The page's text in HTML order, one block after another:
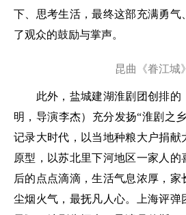
下、思考生活，最终这部充满勇气
了观众的鼓励与掌声。
昆曲《眷江城》
此外，盐城建湖淮剧团创排的
明，导演李杰）充分发扬“淮剧之
记录大时代，以当地种粮大户捐献
原型，以苏北里下河地区一家人
后的点点滴滴，生活气息浓厚，家
尘烟火气，最抚凡人心。上海评弹